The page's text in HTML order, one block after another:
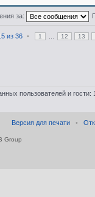
за:
из 36 • 1 12 13
пользователей и гости:
•
Версия для печати
Group